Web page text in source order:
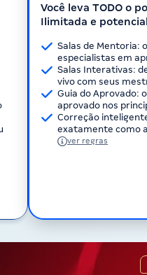
Você leva TODO o
Ilimitada e
Salas de Mentoria:
especialistas em
Salas Interativas:
vivo com seus
Guia do Aprovado:
aprovado nos
Correção
exatamente como
ver regras